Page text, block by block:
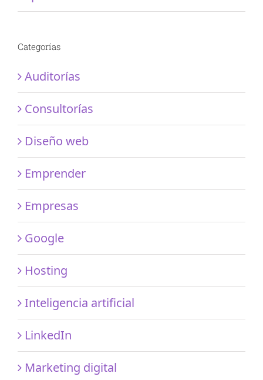
Categorías
Auditorías
Consultorías
Diseño web
Emprender
Empresas
Google
Hosting
Inteligencia artificial
LinkedIn
Marketing digital